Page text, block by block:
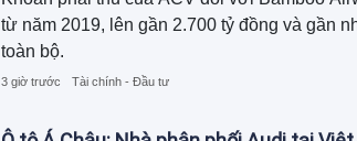
từ năm 2019, lên gần 2.700 tỷ đồng và gần
toàn bộ.
3 giờ trước Tài chính - Đầu tư